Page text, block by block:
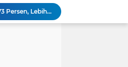
Margaretha : Ekonomi Jabar Triwulan II 2026 Tumbuh 5,73 Persen, Lebih Tinggi Dibandingkan Nasional
Pemkot Siapkan 100 Armada Pengangkut Sampah Bila TPPAS Legok Nangka Beroperasi